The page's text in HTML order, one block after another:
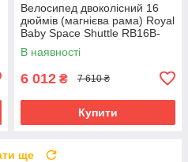
Велосипед двоколісний 16
дюймів (магнієва рама) Royal
Baby Space Shuttle RB16B-
9Ж Жовтий
В наявності
6 012 ₴ 7 610 ₴
Купити
ще